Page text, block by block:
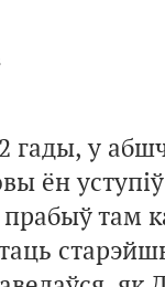
гады, у
ён
там